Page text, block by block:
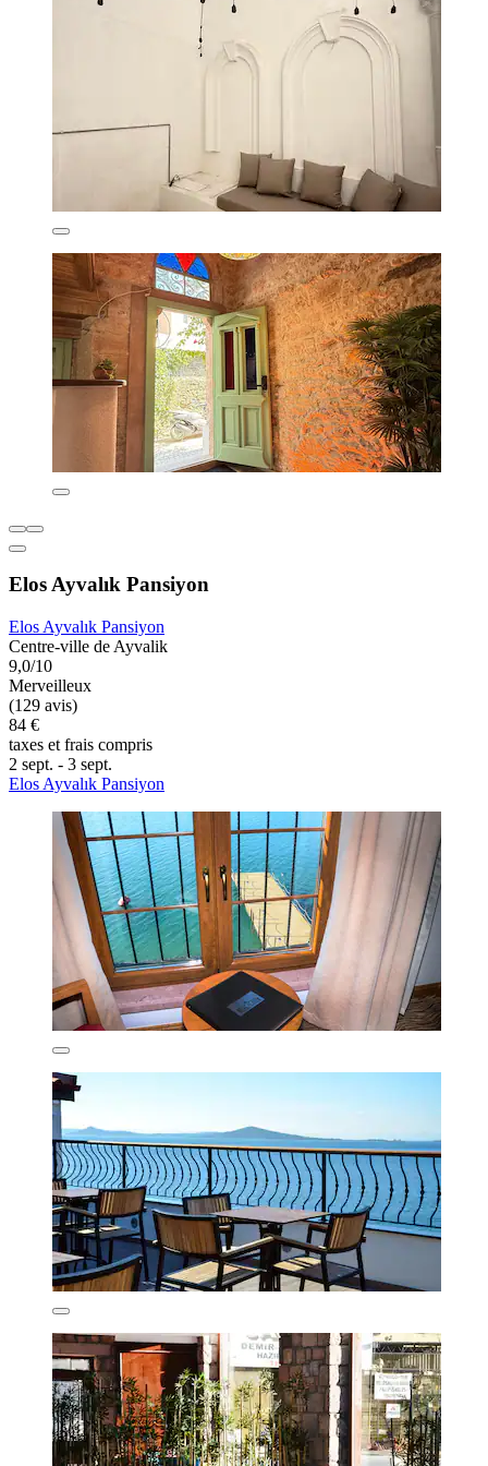
Elos Ayvalık Pansiyon
Elos Ayvalık Pansiyon
Centre-ville de Ayvalik
9,0/10
Merveilleux
(129 avis)
84 €
taxes et frais compris
2 sept. - 3 sept.
Elos Ayvalık Pansiyon